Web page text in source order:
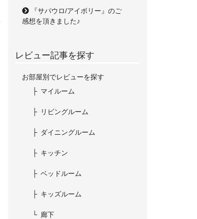
『サパウロ/アイボリー』のご
感想を頂きました♪
レビュー記事を探す
お部屋別でレビューを探す
マイルーム
リビングルーム
ダイニングルーム
キッチン
ベッドルーム
キッズルーム
廊下